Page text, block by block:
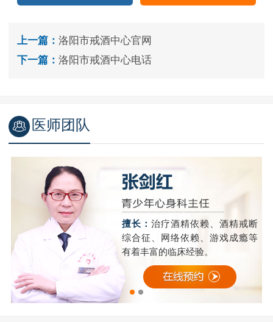
上一篇： 洛阳市戒酒中心官网
下一篇： 洛阳市戒酒中心电话
医师团队
擅长：治疗酒精依赖、酒精戒断
综合征、网络依赖、游戏成瘾等
有着丰富的临床经验。